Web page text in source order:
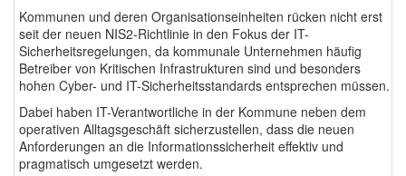
Kommunen und deren Organisationseinheiten rücken nicht erst
seit der neuen NIS2-Richtlinie in den Fokus der IT-
Sicherheitsregelungen, da kommunale Unternehmen häufig
Betreiber von Kritischen Infrastrukturen sind und besonders
hohen Cyber- und IT-Sicherheitsstandards entsprechen müssen.
Dabei haben IT-Verantwortliche in der Kommune neben dem
operativen Alltagsgeschäft sicherzustellen, dass die neuen
Anforderungen an die Informationssicherheit effektiv und
pragmatisch umgesetzt werden.